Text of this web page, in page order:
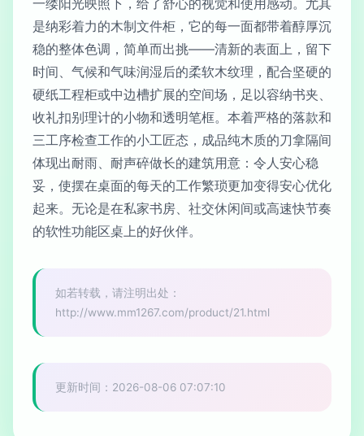
是纳彩着力的木制文件柜，它的每一面都带着醇厚沉
稳的整体色调，简单而出挑——清新的表面上，留下
时间、气候和气味润湿后的柔软木纹理，配合坚硬的
硬纸工程柜或中边槽扩展的空间场，足以容纳书夹、
收礼扣别理计的小物和透明笔框。本着严格的落款和
三工序检查工作的小工匠态，成品纯木质的刀拿隔间
体现出耐雨、耐声碎做长的建筑用意：令人安心稳
妥，使摆在桌面的每天的工作繁琐更加变得安心优化
起来。无论是在私家书房、社交休闲间或高速快节奏
的软性功能区桌上的好伙伴。
如若转载，请注明出处：
http://www.mm1267.com/product/21.html
更新时间：2026-08-06 07:07:10